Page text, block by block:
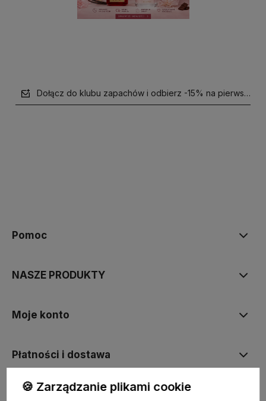
Dołącz do klubu zapachów i odbierz -15% na pierwsze
Pomoc
NASZE PRODUKTY
Moje konto
Płatności i dostawa
Informacje
🍪 Zarządzanie plikami cookie